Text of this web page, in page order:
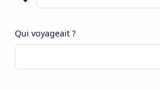
Qui voyageait ?